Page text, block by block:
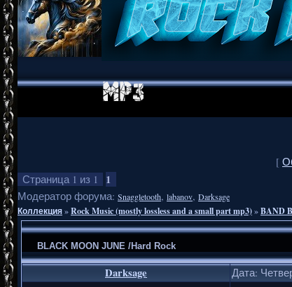
[
Страница 1 из 1 1
Модератор форума: Snaggletooth, labanov, Darksage
Коллекция»Rock Music (mostly lossless and a small part mp3)»BAND B
BLACK MOON JUNE /Hard Rock
Darksage Дата: